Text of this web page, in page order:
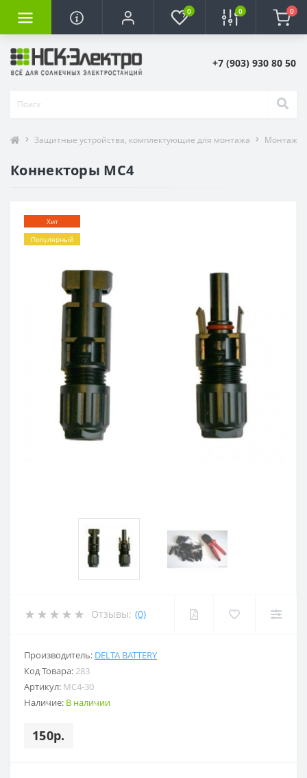
0 0 0
+7 (903) 930 80 50
Защитные устройства, комплектующие для монтажа Монтаж
Коннекторы MC4
Хит
Популярный
Отзывы: (0)
Производитель: DELTA BATTERY
Код Товара: 283
Артикул: MC4-30
Наличие: В наличии
150р.